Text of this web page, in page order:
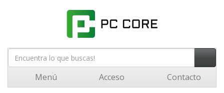
Menú Acceso Contacto